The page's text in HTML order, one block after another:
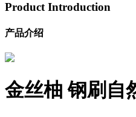
Product Introduction
产品介绍
金丝柚 钢刷自